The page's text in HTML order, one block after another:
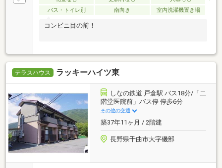
バス・トイレ別
南向き 室内洗濯機置き場
コンビニ目の前！
テラスハウス ラッキーハイツ東
しなの鉄道 戸倉駅 バス18分/「二
階堂医院前」バス停 停歩6分
その他の交通
築37年11ヶ月 / 2階建
長野県千曲市大字磯部